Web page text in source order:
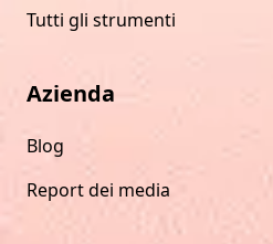
Tutti gli strumenti
Azienda
Blog
Report dei media